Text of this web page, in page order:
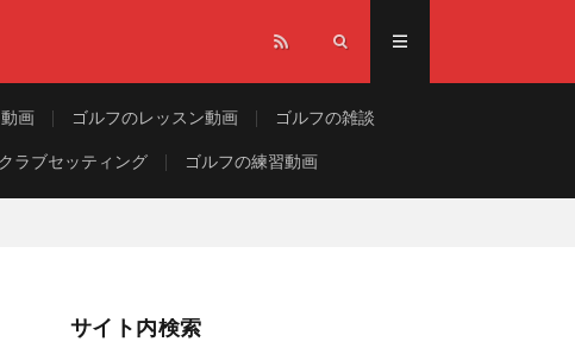
画 ゴルフのレッスン動画 ゴルフの雑談
クラブセッティング ゴルフの練習動画
サイト内検索